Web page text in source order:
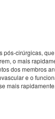
pós-cirúrgicas,
o mais
dos membros
e o
mais